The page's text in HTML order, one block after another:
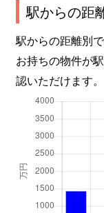
駅からの距
駅からの距離別
お持ちの物件が
認いただけます。